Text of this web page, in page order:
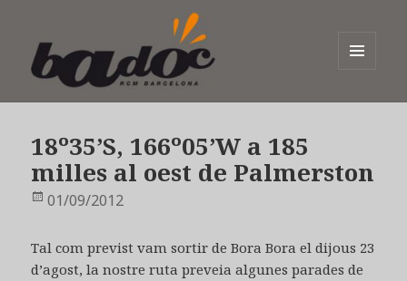
GINYS
18º35’S, 166º05’W a 185
milles al oest de Palmerston
Publicat
01/09/2012
Tal com previst vam sortir de Bora Bora el dijous 23
d’agost, la nostre ruta preveia algunes parades de